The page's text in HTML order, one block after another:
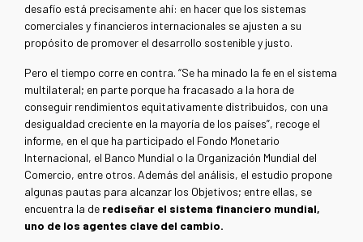
desafío está precisamente ahí: en hacer que los sistemas
comerciales y financieros internacionales se ajusten a su
propósito de promover el desarrollo sostenible y justo.
Pero el tiempo corre en contra. “Se ha minado la fe en el sistema
multilateral; en parte porque ha fracasado a la hora de
conseguir rendimientos equitativamente distribuidos, con una
desigualdad creciente en la mayoría de los países”, recoge el
informe, en el que ha participado el Fondo Monetario
Internacional, el Banco Mundial o la Organización Mundial del
Comercio, entre otros. Además del análisis, el estudio propone
algunas pautas para alcanzar los Objetivos; entre ellas, se
encuentra la de rediseñar el sistema financiero mundial,
uno de los agentes clave del cambio.